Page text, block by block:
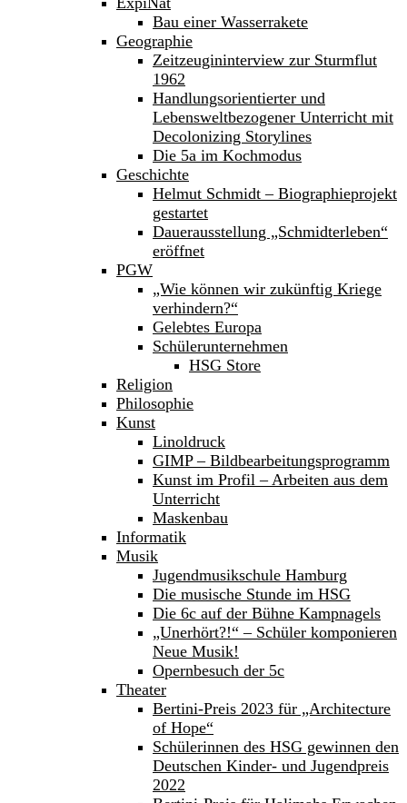
Bau einer Wasserrakete
Geographie
Zeitzeugininterview zur Sturmflut
1962
Handlungsorientierter und
Lebensweltbezogener Unterricht mit
Decolonizing Storylines
Die 5a im Kochmodus
Geschichte
Helmut Schmidt – Biographieprojekt
gestartet
Dauerausstellung „Schmidterleben“
eröffnet
PGW
„Wie können wir zukünftig Kriege
verhindern?“
Gelebtes Europa
Schülerunternehmen
HSG Store
Religion
Philosophie
Kunst
Linoldruck
GIMP – Bildbearbeitungsprogramm
Kunst im Profil – Arbeiten aus dem
Unterricht
Maskenbau
Informatik
Musik
Jugendmusikschule Hamburg
Die musische Stunde im HSG
Die 6c auf der Bühne Kampnagels
„Unerhört?!“ – Schüler komponieren
Neue Musik!
Opernbesuch der 5c
Theater
Bertini-Preis 2023 für „Architecture
of Hope“
Schülerinnen des HSG gewinnen den
Deutschen Kinder- und Jugendpreis
2022